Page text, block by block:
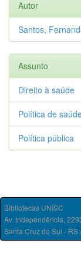
Autor
Santos,
Assunto
Direito à saúde
Política de
Política pública
Bibliotecas UNISC
Av. Independência,
Santa Cruz do Sul -